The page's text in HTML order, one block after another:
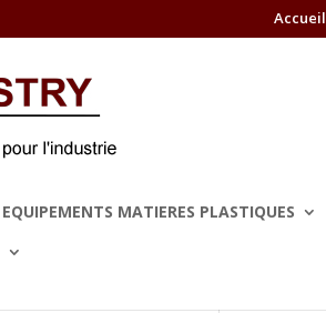
Accueil
EQUIPEMENTS MATIERES PLASTIQUES